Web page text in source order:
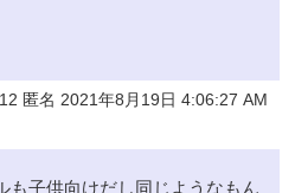
匿名 2021年8月19日 4:06:27 AM
も子供向けだし同じようなもん